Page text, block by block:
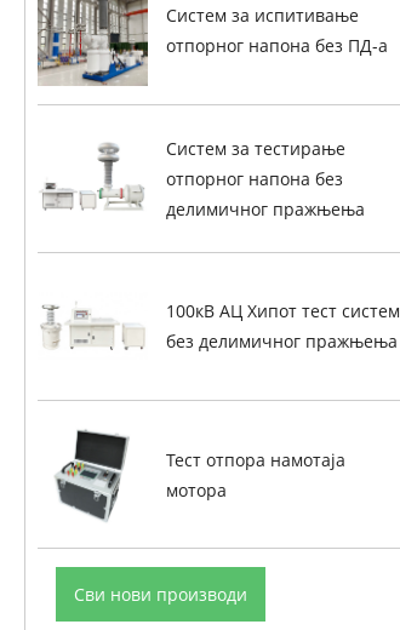
Систем за испитивање
отпорног напона без ПД-а
Систем за тестирање
отпорног напона без
делимичног пражњења
100кВ АЦ Хипот тест систем
без делимичног пражњења
Тест отпора намотаја
мотора
Сви нови производи